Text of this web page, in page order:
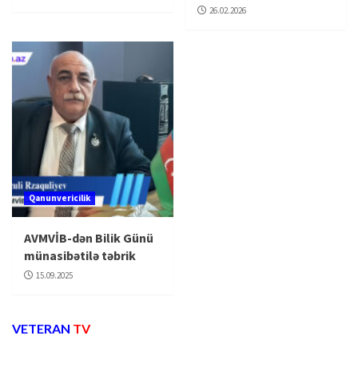
26.02.2026
Qanunvericilik
AVMVİB-dən Bilik Günü
münasibətilə təbrik
15.09.2025
VETERAN TV